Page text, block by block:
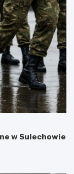
w Sulechowie